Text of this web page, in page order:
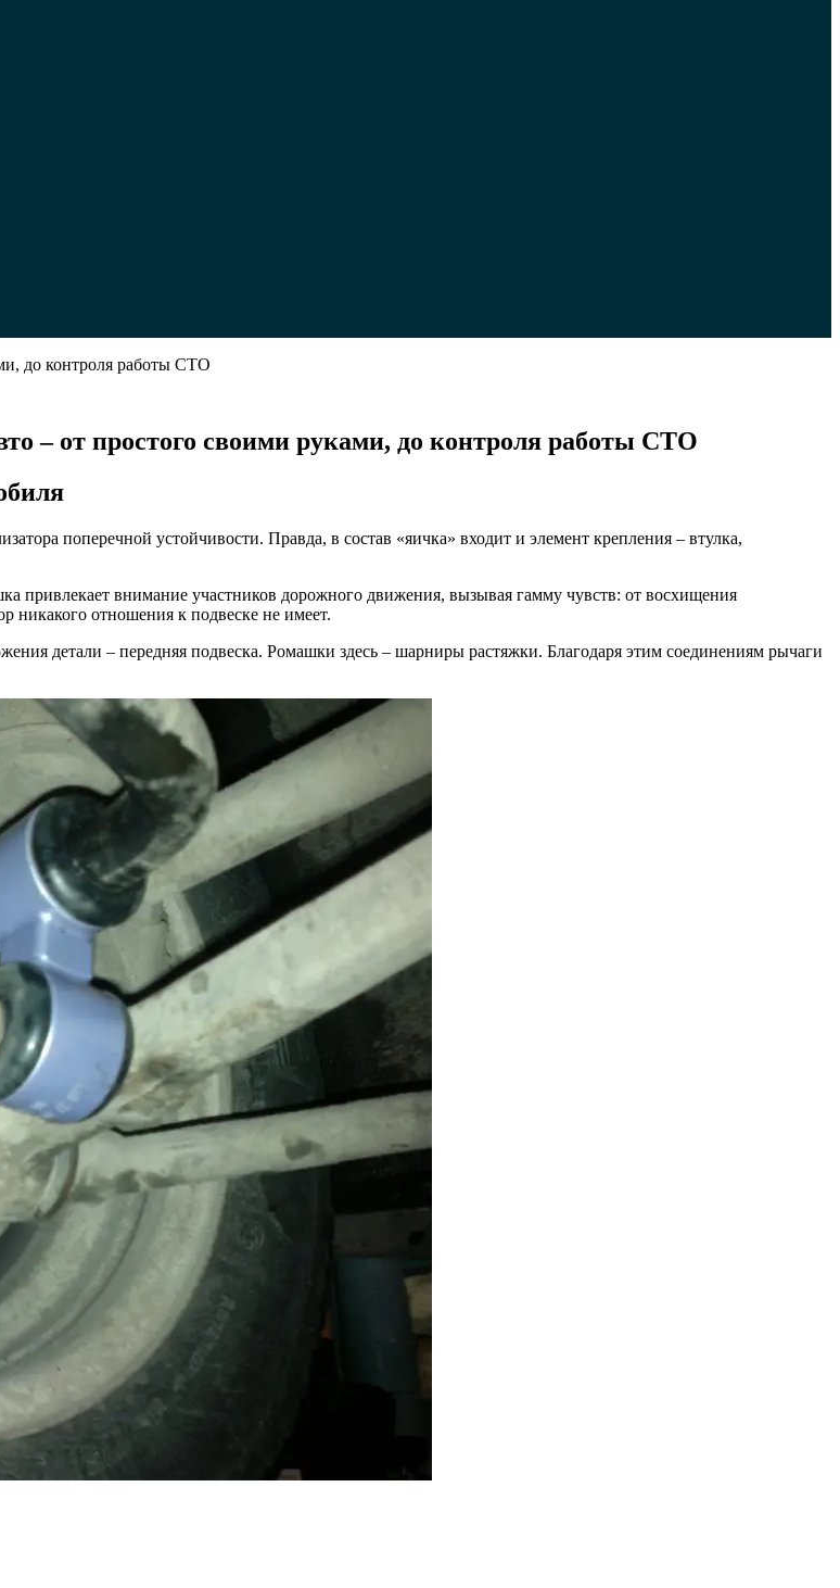
до контроля работы СТО
– от простого своими руками, до контроля работы СТО
поперечной устойчивости. Правда, в состав «яичка» входит и элемент крепления – втулка,
привлекает внимание участников дорожного движения, вызывая гамму чувств: от восхищения
никакого отношения к подвеске не имеет.
детали – передняя подвеска. Ромашки здесь – шарниры растяжки. Благодаря этим соединениям рычаги